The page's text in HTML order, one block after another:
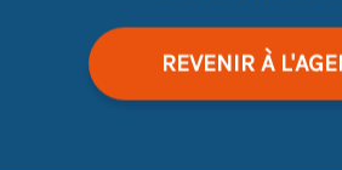
REVENIR ÀLeaflet |©